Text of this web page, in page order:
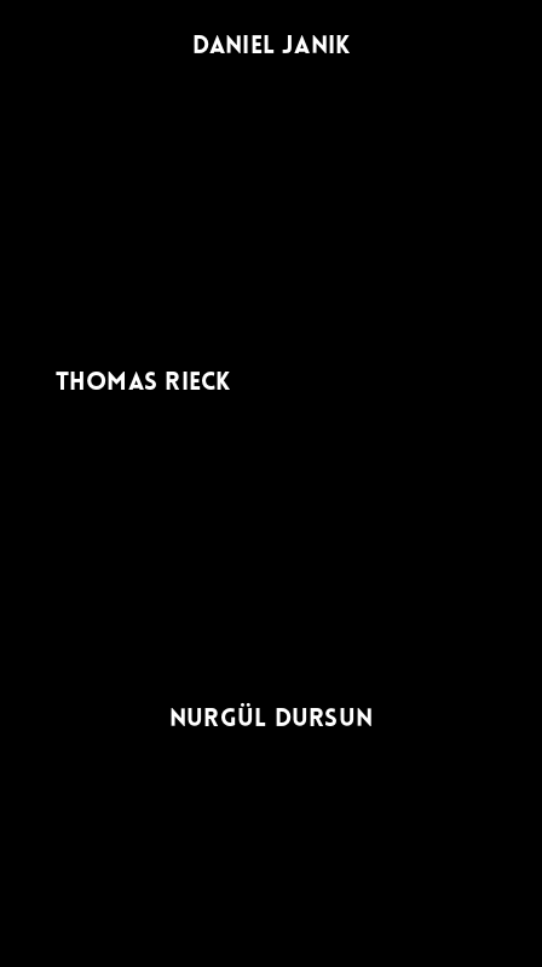
DANIEL JANIK
THOMAS RIECK
NURGÜL DURSUN